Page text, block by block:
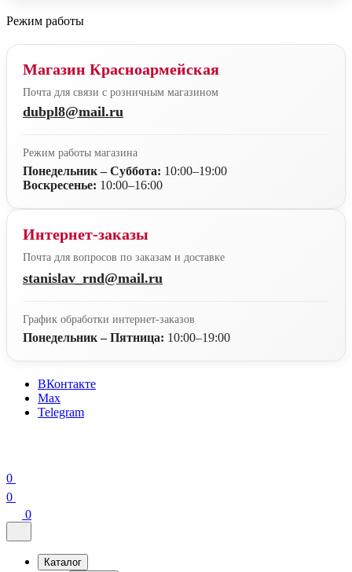
Режим работы
Магазин Красноармейская
Почта для связи с розничным магазином
dubpl8@mail.ru
Режим работы магазина
Понедельник – Суббота: 10:00–19:00
Воскресенье: 10:00–16:00
Интернет-заказы
Почта для вопросов по заказам и доставке
stanislav_rnd@mail.ru
График обработки интернет-заказов
Понедельник – Пятница: 10:00–19:00
ВКонтакте
Max
Telegram
0
0
0
Каталог